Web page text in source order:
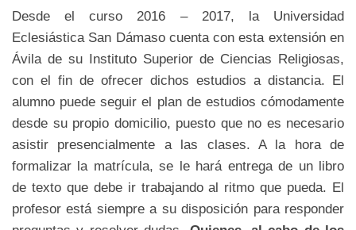
Desde el curso 2016 – 2017, la Universidad
Eclesiástica San Dámaso cuenta con esta extensión en
Ávila de su Instituto Superior de Ciencias Religiosas,
con el fin de ofrecer dichos estudios a distancia. El
alumno puede seguir el plan de estudios cómodamente
desde su propio domicilio, puesto que no es necesario
asistir presencialmente a las clases. A la hora de
formalizar la matrícula, se le hará entrega de un libro
de texto que debe ir trabajando al ritmo que pueda. El
profesor está siempre a su disposición para responder